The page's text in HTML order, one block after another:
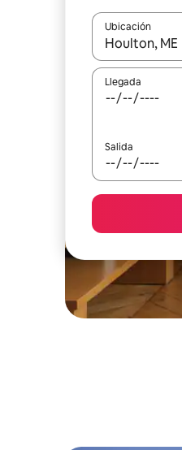
Ubicación
Cuando los
Llegada
Salida